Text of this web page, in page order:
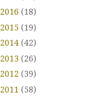
2016 (18)
2015 (19)
2014 (42)
2013 (26)
2012 (39)
2011 (58)